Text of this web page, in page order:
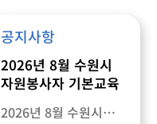
공지사항
2026년 8월 수원시
자원봉사자 기본교육
[오프라인] 운영 안내
2026년 8월 수원시자원봉사센터 신규 자원봉사자, 신규 단체, 자